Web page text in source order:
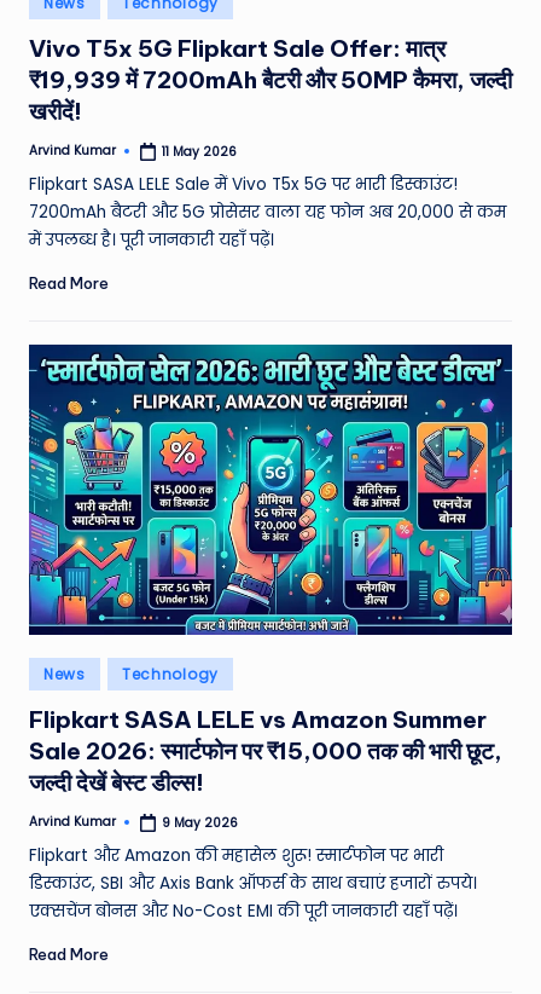
e
a
t
er
,
T
e
h
&
M
o
vi
e
N
e
w
s
A
ro
u
n
T
in
Vivo T5x 5G Flipkart Sale Offer: मात्र
₹19,939 में 7200mAh बैटरी और 50MP कैमरा, जल्दी
खरीदें!
Posted
Arvind Kumar 11 May 2026
Flipkart SASA LELE Sale में Vivo T5x 5G पर भारी डिस्काउंट!
7200mAh बैटरी और 5G प्रोसेसर वाला यह फोन अब 20,000 से कम
में उपलब्ध है। पूरी जानकारी यहाँ पढ़ें।
Read More
Posted
in
News Technology
Flipkart SASA LELE vs Amazon Summer
Sale 2026: स्मार्टफोन पर ₹15,000 तक की भारी छूट,
जल्दी देखें बेस्ट डील्स!
Posted
Arvind Kumar 9 May 2026
Flipkart और Amazon की महासेल शुरू! स्मार्टफोन पर भारी
डिस्काउंट, SBI और Axis Bank ऑफर्स के साथ बचाएं हजारों रुपये।
एक्सचेंज बोनस और No-Cost EMI की पूरी जानकारी यहाँ पढ़ें।
Read More